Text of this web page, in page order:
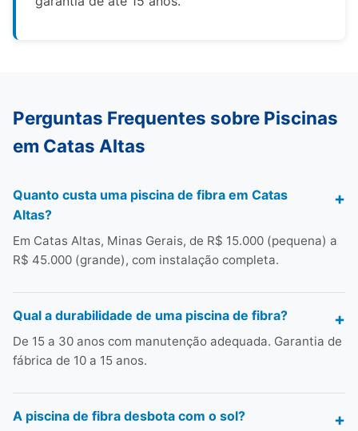
Perguntas Frequentes sobre Piscinas
em Catas Altas
Quanto custa uma piscina de fibra em Catas
Altas?
Em Catas Altas, Minas Gerais, de R$ 15.000 (pequena) a
R$ 45.000 (grande), com instalação completa.
Qual a durabilidade de uma piscina de fibra?
De 15 a 30 anos com manutenção adequada. Garantia de
fábrica de 10 a 15 anos.
A piscina de fibra desbota com o sol?